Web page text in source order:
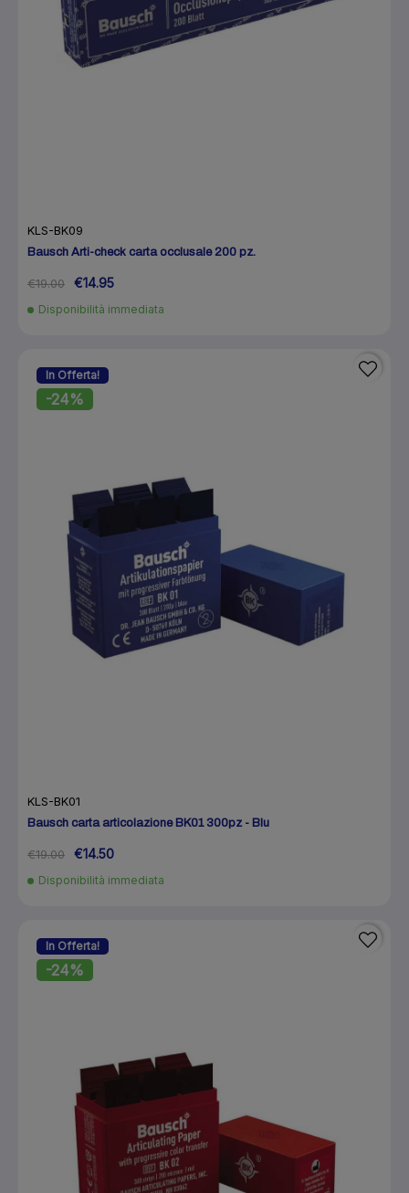
KLS-BK09
Bausch Arti-check carta occlusale 200 pz.
€19.00 €14.95
Disponibilità immediata
In Offerta!
-24%
KLS-BK01
Bausch carta articolazione BK01 300pz - Blu
€19.00 €14.50
Disponibilità immediata
In Offerta!
-24%